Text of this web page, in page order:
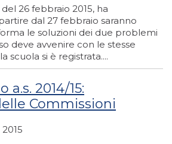
26 febbraio 2015, ha
dal 27 febbraio saranno
le soluzioni dei due problemi
deve avvenire con le stesse
scuola si è registrata....
a.s. 2014/15:
Commissioni